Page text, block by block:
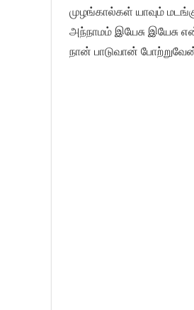
முழங்கால்கள் யாவும்
அந்நாமம் இயேசு இயேசு
நான் பாடுவான்